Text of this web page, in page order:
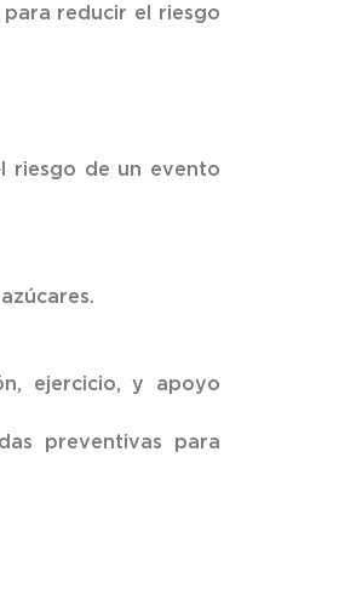
reducir el riesgo
riesgo de un evento
ejercicio, y apoyo
preventivas para